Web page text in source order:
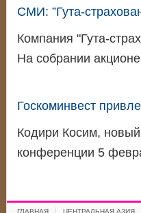
СМИ: ”Гута-
Компания "Гута-
На собрании
Госкоминвест
Кодири Косим,
конференции 5
ГЛАВНАЯ ЦЕНТРАЛЬНАЯ АЗИЯ